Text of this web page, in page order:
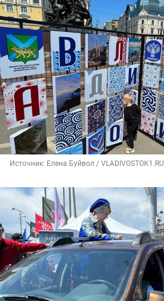
Источник: Елена Буйвол / VLADIVOSTOK1.RU